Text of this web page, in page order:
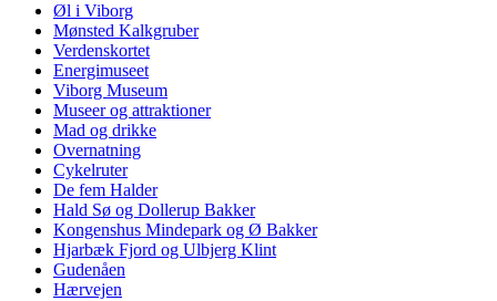
Øl i Viborg
Mønsted Kalkgruber
Verdenskortet
Energimuseet
Viborg Museum
Museer og attraktioner
Mad og drikke
Overnatning
Cykelruter
De fem Halder
Hald Sø og Dollerup Bakker
Kongenshus Mindepark og Ø Bakker
Hjarbæk Fjord og Ulbjerg Klint
Gudenåen
Hærvejen